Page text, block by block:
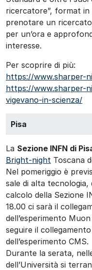
ricercatore”, format
prenotare un
per un’ora e
interesse.
Per scoprire di più:
https://www.sharper-
https://www.sharper-
vigevano-in-scienza/
Pisa
La Sezione INFN di
Bright-night Toscana
Nel pomeriggio è
sale di alta tecnologia,
calcolo della Sezione
18.00 ci sarà il
dell’esperimento
seguire il
dell’esperimento CMS.
Durante la serata,
dell’Università si